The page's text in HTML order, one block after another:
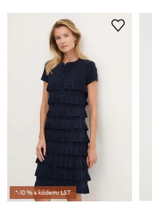
*-10 % s kódem: LST